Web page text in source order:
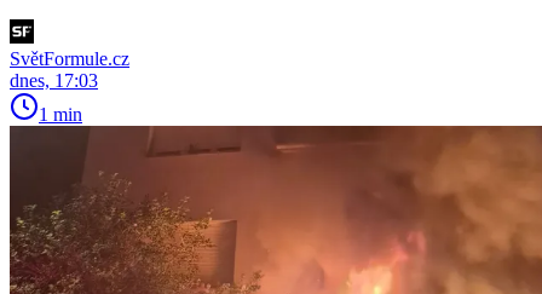
SvětFormule.cz
dnes, 17:03
1 min